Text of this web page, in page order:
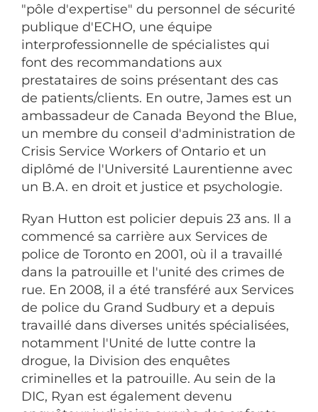
"pôle d'expertise" du personnel de sécurité
publique d'ECHO, une équipe
interprofessionnelle de spécialistes qui
font des recommandations aux
prestataires de soins présentant des cas
de patients/clients. En outre, James est un
ambassadeur de Canada Beyond the Blue,
un membre du conseil d'administration de
Crisis Service Workers of Ontario et un
diplômé de l'Université Laurentienne avec
un B.A. en droit et justice et psychologie.
Ryan Hutton est policier depuis 23 ans. Il a
commencé sa carrière aux Services de
police de Toronto en 2001, où il a travaillé
dans la patrouille et l'unité des crimes de
rue. En 2008, il a été transféré aux Services
de police du Grand Sudbury et a depuis
travaillé dans diverses unités spécialisées,
notamment l'Unité de lutte contre la
drogue, la Division des enquêtes
criminelles et la patrouille. Au sein de la
DIC, Ryan est également devenu